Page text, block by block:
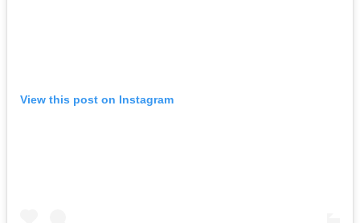
View this post on Instagram